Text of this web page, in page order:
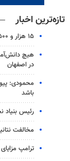
تازه‌ترین اخبار
۱۵ هزار و ۵۰۰ پایگاه «حامی» برای جبران فقر یادگیری دانش‌آموزان
در اصفهان
محمودی:
باشد
رئیس بنیاد
مخالفت نتانیاهو با طرح ۱۵ ماده
ترامپ